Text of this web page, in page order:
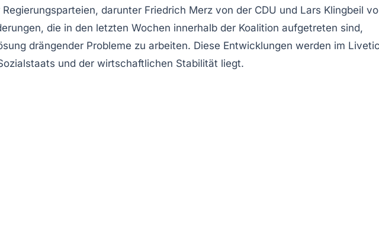
darunter Friedrich Merz von der CDU und Lars Klingbeil
die in den letzten Wochen innerhalb der Koalition aufgetreten sind,
drängender Probleme zu arbeiten. Diese Entwicklungen werden im
und der wirtschaftlichen Stabilität liegt.